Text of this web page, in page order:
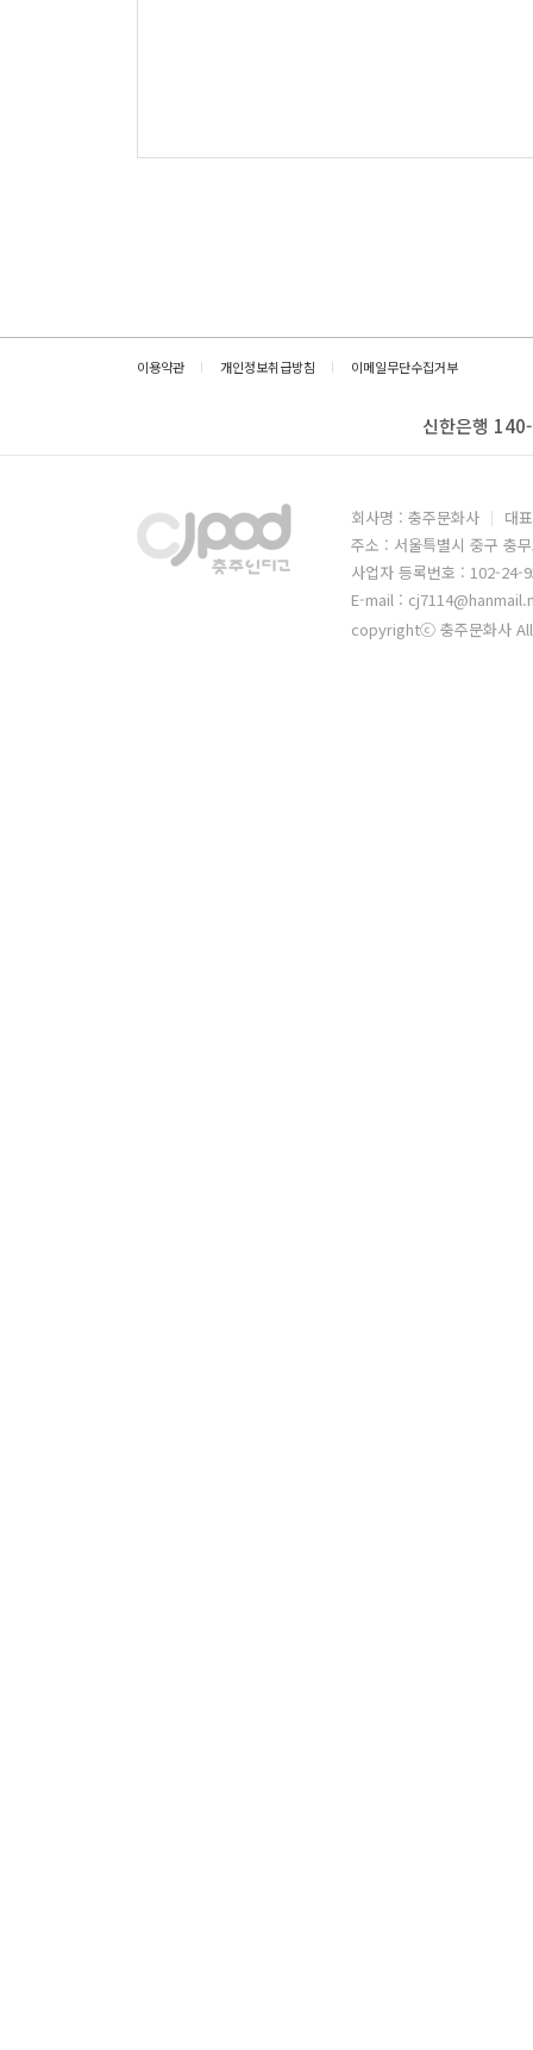
이용약관 개인정보취급방침 이메일무단수집거부
신한은행
회사명 : 충주문화사
대
주소 : 서울특별시 중구 충
사업자 등록번호 : 102-24-
E-mail :
copyrightⓒ 충주문화사